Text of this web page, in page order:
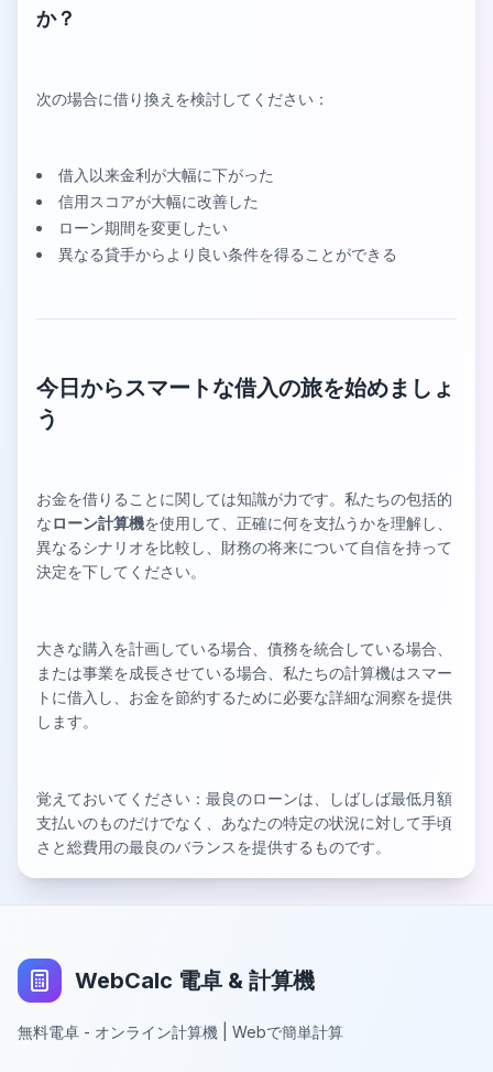
か？
次の場合に借り換えを検討してください：
借入以来金利が大幅に下がった
信用スコアが大幅に改善した
ローン期間を変更したい
異なる貸手からより良い条件を得ることができる
今日からスマートな借入の旅を始めましょ
う
お金を借りることに関しては知識が力です。私たちの包括的
なローン計算機を使用して、正確に何を支払うかを理解し、
異なるシナリオを比較し、財務の将来について自信を持って
決定を下してください。
大きな購入を計画している場合、債務を統合している場合、
または事業を成長させている場合、私たちの計算機はスマー
トに借入し、お金を節約するために必要な詳細な洞察を提供
します。
覚えておいてください：最良のローンは、しばしば最低月額
支払いのものだけでなく、あなたの特定の状況に対して手頃
さと総費用の最良のバランスを提供するものです。
WebCalc 電卓 & 計算機
無料電卓 - オンライン計算機 | Webで簡単計算